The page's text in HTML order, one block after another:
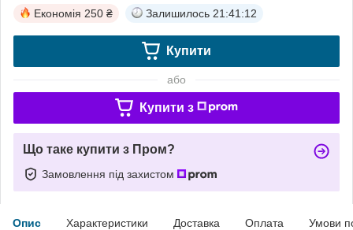
Економія 250 ₴ Залишилось 21:41:12
Купити
або
Купити з
Що таке купити з Пром?
Замовлення під захистом
Опис Характеристики Доставка Оплата Умови